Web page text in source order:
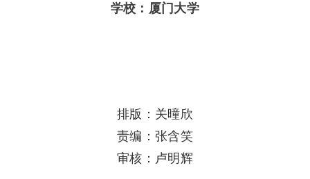
学校：厦门大学
排版：关曈欣
责编：张含笑
审核：卢明辉